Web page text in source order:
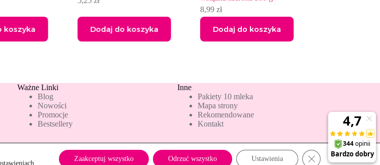
Dodaj do koszyka
8,99zł
Dodaj do koszyka
Ważne Linki
Blog
Nowości
Promocje
Bestsellery
Inne
Pakiety 10 mleka
Mapa strony
Rekomendowane
Kontakt
zwroty Copyright © 2026 - albo24.pl
Zaakceptuj wszystko Odrzuć wszystko Ustawienia Zamknij panel